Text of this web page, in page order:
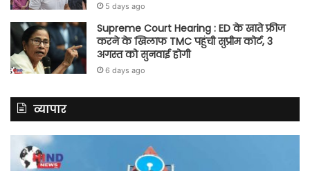
5 days ago
Supreme Court Hearing : ED के खाते फ्रीज
करने के खिलाफ TMC पहुंची सुप्रीम कोर्ट, 3
अगस्त को सुनवाई होगी
6 days ago
व्यापार